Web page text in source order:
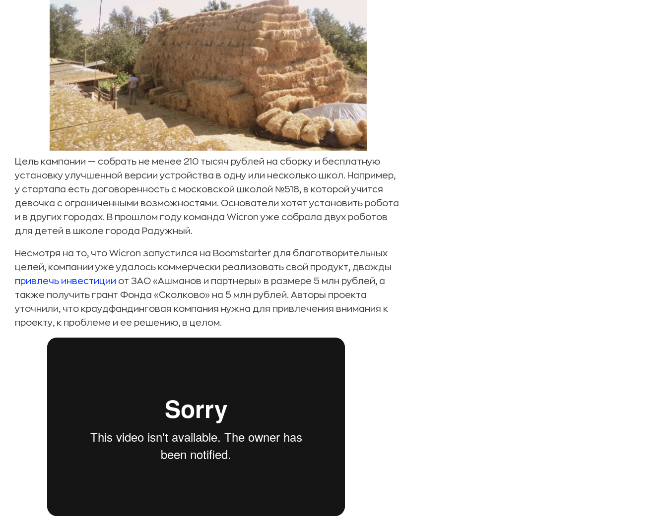
Цель кампании — собрать не менее 210 тысяч рублей на сборку и бесплатную
установку улучшенной версии устройства в одну или несколько школ. Например,
у стартапа есть договоренность с московской школой №518, в которой учится
девочка с ограниченными возможностями. Основатели хотят установить робота
и в других городах. В прошлом году команда Wicron уже собрала двух роботов
для детей в школе города Радужный.
Несмотря на то, что Wicron запустился на Boomstarter для благотворительных
целей, компании уже удалось коммерчески реализовать свой продукт, дважды
привлечь инвестиции от ЗАО «Ашманов и партнеры» в размере 5 млн рублей, а
также получить грант Фонда «Сколково» на 5 млн рублей. Авторы проекта
уточнили, что краудфандинговая компания нужна для привлечения внимания к
проекту, к проблеме и ее решению, в целом.